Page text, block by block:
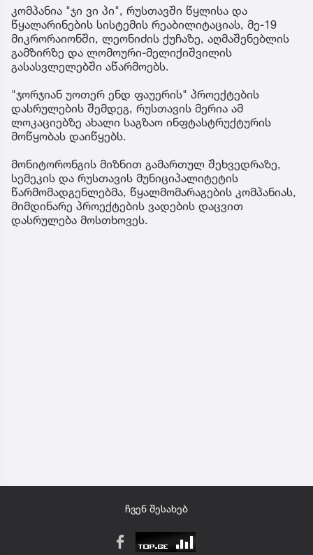
კომპანია "ჯი ვი პი", რუსთავში წყლისა და
წყალარინების სისტემის რეაბილიტაციას, მე-19
მიკრორაიონში, ლეონიძის ქუჩაზე, აღმაშენებლის
გამზირზე და ლომოური-მელიქიშვილის
გასასვლელებში აწარმოებს.
"ჯორჯიან უოთერ ენდ ფაუერის" პროექტების
დასრულების შემდეგ, რუსთავის მერია ამ
ლოკაციებზე ახალი საგზაო ინფტასტრუქტურის
მოწყობას დაიწყებს.
მონიტორონგის მიზნით გამართულ შეხვედრაზე,
სემეკის და რუსთავის მუნიციპალიტეტის
წარმომადგენლებმა, წყალმომარაგების კომპანიას,
მიმდინარე პროექტების ვადების დაცვით
დასრულება მოსთხოვეს.
ჩვენ შესახებ